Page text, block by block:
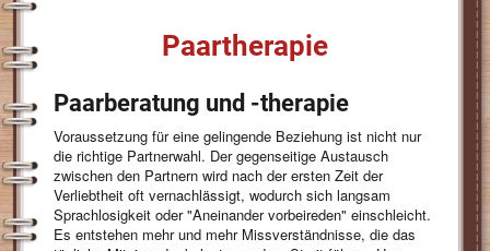
Paartherapie
Paarberatung und -therapie
Voraussetzung für eine gelingende Beziehung ist nicht nur
die richtige Partnerwahl. Der gegenseitige Austausch
zwischen den Partnern wird nach der ersten Zeit der
Verliebtheit oft vernachlässigt, wodurch sich langsam
Sprachlosigkeit oder "Aneinander vorbeireden" einschleicht.
Es entstehen mehr und mehr Missverständnisse, die das